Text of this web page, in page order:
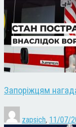
Запоріжцям
zapsich, 11/07/